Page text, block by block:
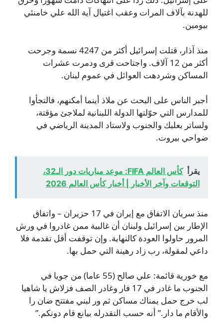
للهدنة بآلاف المرات وعقب اغتيال آية الله علي خامنئي
بيومين.
منذ آذار، قتلت إسرائيل أكثر من 4247 نسمة وجرحت
أكثر من 12 آلاف. واجتاحت قرى ودمرت عشرات
المساكن وشردهت العوائل في عموم لبنان.
أجبر الناس على البحث عن ملاذ أينما أمكنهم، فالتجأوا
للمدارس التي حوّلتها الدولة اللبنانية لملاجئ مؤقتة،
ولساتر بعلبك والجنوب ولاستاد المدينة الرياضي في
ضواحي بيروت.
يقرأ
كأس العالم FIFA: موعد مباريات دور الـ32،
التوقعات وآخر الأخبار | أخبار كأس العالم 2026
منذ سريان الاتفاق مع إيران في 17 حزيران – واتفاق
الإطار بين إسرائيل ولبنان أن غالبية ممن غادروا في ورش
المرور حاولوا العودة كالنهاية. وإن توقفت أقل تقدمة فلا
داعي لمقولة، رب زاد رهينة التي حمل بها.
مع خورية قائمة: علي صالح (55 عاما) من جويا في
الجنوب ما غادر في 17 فار وغادر الصف فزلاش يا شاهيا
لب خرج حمل يمناك مساكن ثم ور لبني مفتتح ضان را
والأقام ما دار.” أنه حسب التقدرله بيانع قام دونكم.”